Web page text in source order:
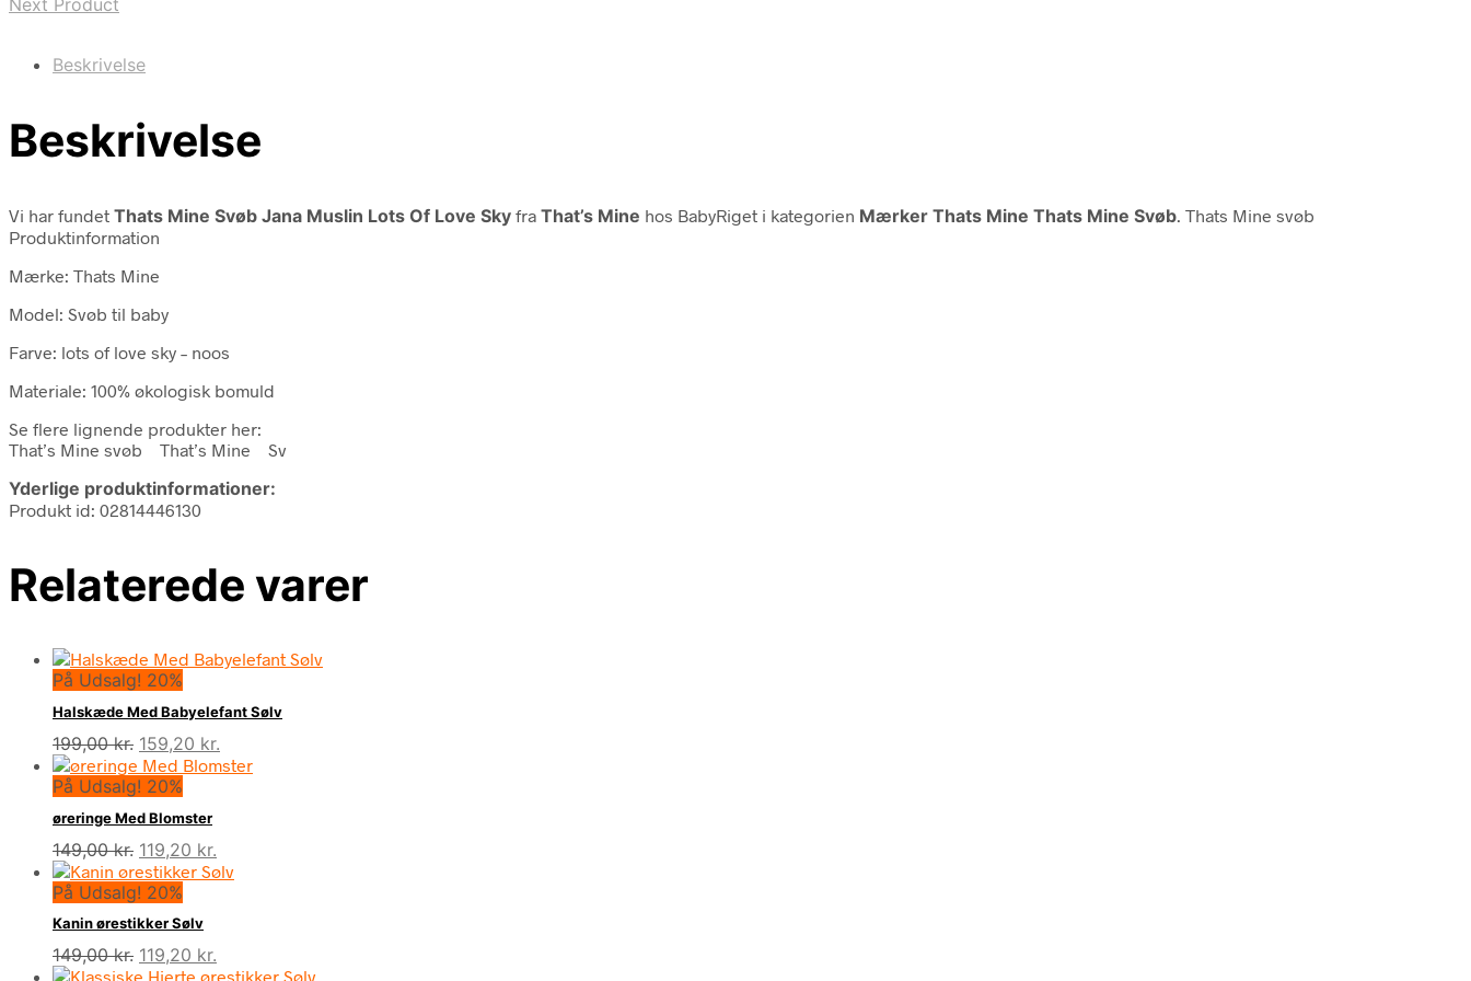
Beskrivelse
Beskrivelse
Vi har fundet Thats Mine Svøb Jana Muslin Lots Of Love Sky fra That’s Mine hos BabyRiget i kategorien Mærker Thats Mine Thats Mine Svøb . Thats Mine svøb
Produktinformation
Mærke: Thats Mine
Model: Svøb til baby
Farve: lots of love sky – noos
Materiale: 100% økologisk bomuld
Se flere lignende produkter her:
That’s Mine svøb That’s Mine Sv
Yderlige produktinformationer:
Produkt id: 02814446130
Relaterede varer
På Udsalg! 20%
Halskæde Med Babyelefant Sølv
199,00kr. Den
oprindelige
pris
var:
199,00 kr..
159,20 kr.
aktuelle
På Udsalg! 20%
øreringe Med Blomster
149,00kr. Den
oprindelige
pris
var:
149,00 kr..
119,20 kr.
aktuelle
På Udsalg! 20%
Kanin ørestikker Sølv
149,00kr. Den
oprindelige
119,20 kr.
aktuelle